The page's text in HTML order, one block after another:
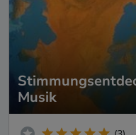
Musik